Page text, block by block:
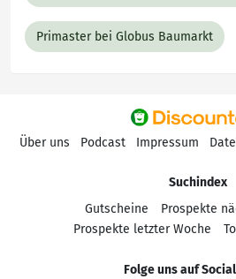
Primaster bei Globus Baumarkt
Über uns Podcast Impressum
Suchindex
Gutscheine
Prospekte
Prospekte letzter Woche
Folge uns auf